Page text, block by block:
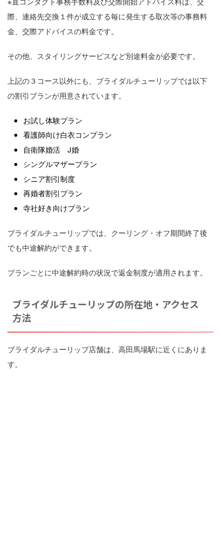
際、連絡先交換１件が成立する毎に発生する取次等の事務料
金、交際アドバイスの料金です。
その他、スタイリングサービスなど別途料金が必要です。
上記の３コース以外にも、ブライダルチューリップでは以下
の割引プランが用意されています。
お試し体験プラン
看護師向け白衣コンプラン
自衛隊婚活 J婚
シングルマザープラン
シニア割引制度
再婚者割引プラン
寺社好き向けプラン
ブライダルチューリップでは、クーリング・オフ期間終了後
でも中途解約ができます。
プランごとに中途解約時の状況で返金制度が適用されます。
ブライダルチューリップの所在地・アクセス
方法
ブライダルチューリップ店舗は、高田馬場駅に近くにありま
す。